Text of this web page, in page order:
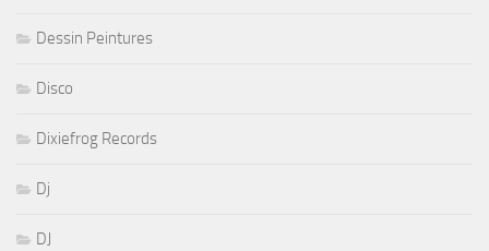
Dessin Peintures
Disco
Dixiefrog Records
Dj
DJ